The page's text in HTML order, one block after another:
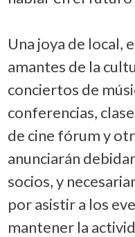
Una joya de local,
amantes de la
conciertos de
conferencias,
de cine fórum y
anunciarán
socios, y
por asistir a los
mantener la